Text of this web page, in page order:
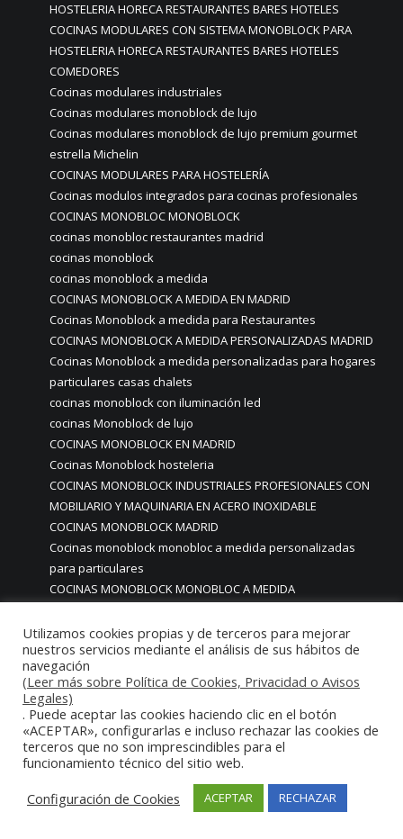
HOSTELERIA HORECA RESTAURANTES BARES HOTELES
COCINAS MODULARES CON SISTEMA MONOBLOCK PARA
HOSTELERIA HORECA RESTAURANTES BARES HOTELES
COMEDORES
Cocinas modulares industriales
Cocinas modulares monoblock de lujo
Cocinas modulares monoblock de lujo premium gourmet
estrella Michelin
COCINAS MODULARES PARA HOSTELERÍA
Cocinas modulos integrados para cocinas profesionales
COCINAS MONOBLOC MONOBLOCK
cocinas monobloc restaurantes madrid
cocinas monoblock
cocinas monoblock a medida
COCINAS MONOBLOCK A MEDIDA EN MADRID
Cocinas Monoblock a medida para Restaurantes
COCINAS MONOBLOCK A MEDIDA PERSONALIZADAS MADRID
Cocinas Monoblock a medida personalizadas para hogares
particulares casas chalets
cocinas monoblock con iluminación led
cocinas Monoblock de lujo
COCINAS MONOBLOCK EN MADRID
Cocinas Monoblock hosteleria
COCINAS MONOBLOCK INDUSTRIALES PROFESIONALES CON
MOBILIARIO Y MAQUINARIA EN ACERO INOXIDABLE
COCINAS MONOBLOCK MADRID
Cocinas monoblock monobloc a medida personalizadas
para particulares
COCINAS MONOBLOCK MONOBLOC A MEDIDA
COCINAS MONOBLOCK MONOBLOC HOSTELERIA
COCINAS MONOBLOCK MONOBLOC MADRID
Cocinas monoblock monoblock mondulares para hosteleria
restaurantes
COCINAS MONOBLOCK PARA CASAS CHALETS PISOS CON
ACABADOS DE ALTA GAMA PREMIUM LUJO
COCINAS MONOBLOCK PARA CASAS PARTICULARES
PARTICULARES MADRID
COCINAS MONOBLOCK PARA HOSTELERIA
Utilizamos cookies propias y de terceros para mejorar
nuestros servicios mediante el análisis de sus hábitos de
navegación
(Leer más sobre Política de Cookies, Privacidad o Avisos
Legales)
. Puede aceptar las cookies haciendo clic en el botón
«ACEPTAR», configurarlas e incluso rechazar las cookies de
terceros que no son imprescindibles para el
funcionamiento técnico del sitio web.
Configuración de Cookies
ACEPTAR RECHAZAR